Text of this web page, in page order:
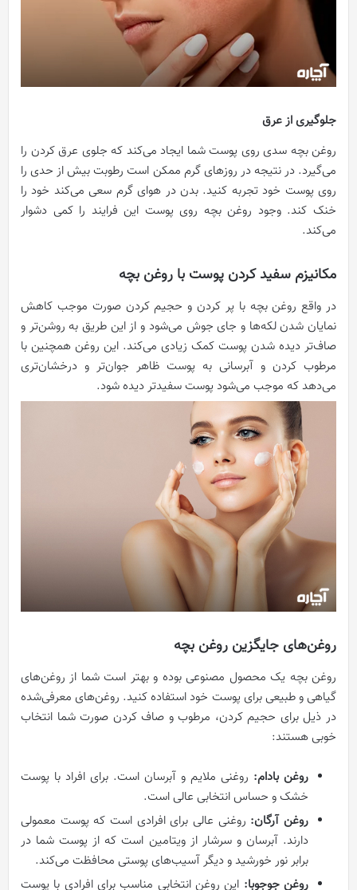
جلوگیری از عرق
روغن بچه سدی روی پوست شما ایجاد می‌کند که جلوی عرق کردن را
می‌گیرد. در نتیجه در روزهای گرم ممکن است رطوبت بیش از حدی را
روی پوست خود تجربه کنید. بدن در هوای گرم سعی می‌کند خود را
خنک کند. وجود روغن بچه روی پوست این فرایند را کمی دشوار
می‌کند.
مکانیزم سفید کردن پوست با روغن بچه
در واقع روغن بچه با پر کردن و حجیم کردن صورت موجب کاهش
نمایان شدن لکه‌ها و جای جوش می‌شود و از این طریق به روشن‌‌تر و
صاف‌تر دیده شدن پوست کمک زیادی می‌کند. این روغن همچنین با
مرطوب کردن و آبرسانی به پوست ظاهر جوان‌تر و درخشان‌تری
می‌دهد که موجب می‌شود پوست سفیدتر دیده شود.
روغن‌های جایگزین روغن بچه
روغن بچه یک محصول مصنوعی بوده و بهتر است شما از روغن‌های
گیاهی و طبیعی برای پوست خود استفاده کنید. روغن‌های معرفی‌شده
در ذیل برای حجیم کردن، مرطوب و صاف کردن صورت شما انتخاب
خوبی هستند:
روغن بادام: روغنی ملایم و آبرسان است. برای افراد با پوست
خشک و حساس انتخابی عالی است.
روغن آرگان: روغنی عالی برای افرادی است که پوست معمولی
دارند. آبرسان و سرشار از ویتامین است که از پوست شما در
برابر نور خورشید و دیگر آسیب‌های پوستی محافظت می‌کند.
روغن جوجوبا: این روغن انتخابی مناسب برای افرادی با پوست